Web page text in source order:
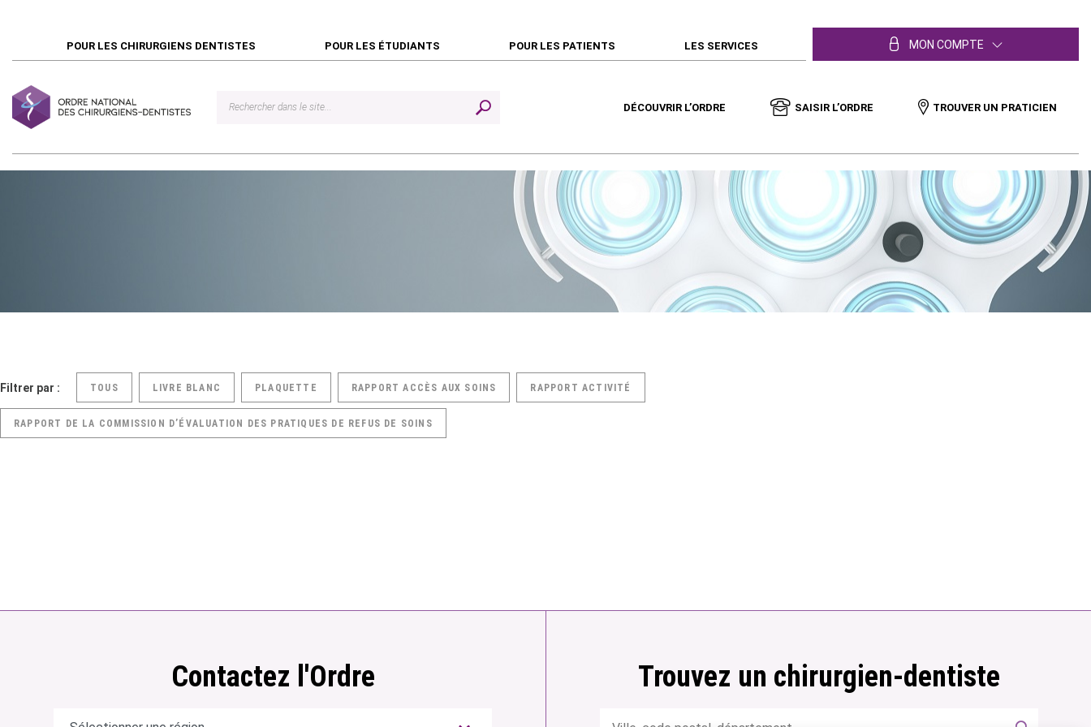
POUR LES CHIRURGIENS DENTISTES POUR LES ÉTUDIANTS POUR LES PATIENTS LES SERVICES MON COMPTE
DÉCOUVRIR L’ORDRE SAISIR L’ORDRE TROUVER UN PRATICIEN
Filtrer par : TOUS LIVRE BLANC PLAQUETTE RAPPORT ACCÈS AUX SOINS RAPPORT ACTIVITÉ
RAPPORT DE LA COMMISSION D’ÉVALUATION DES PRATIQUES DE REFUS DE SOINS
Contactez l'Ordre Trouvez un chirurgien-dentiste